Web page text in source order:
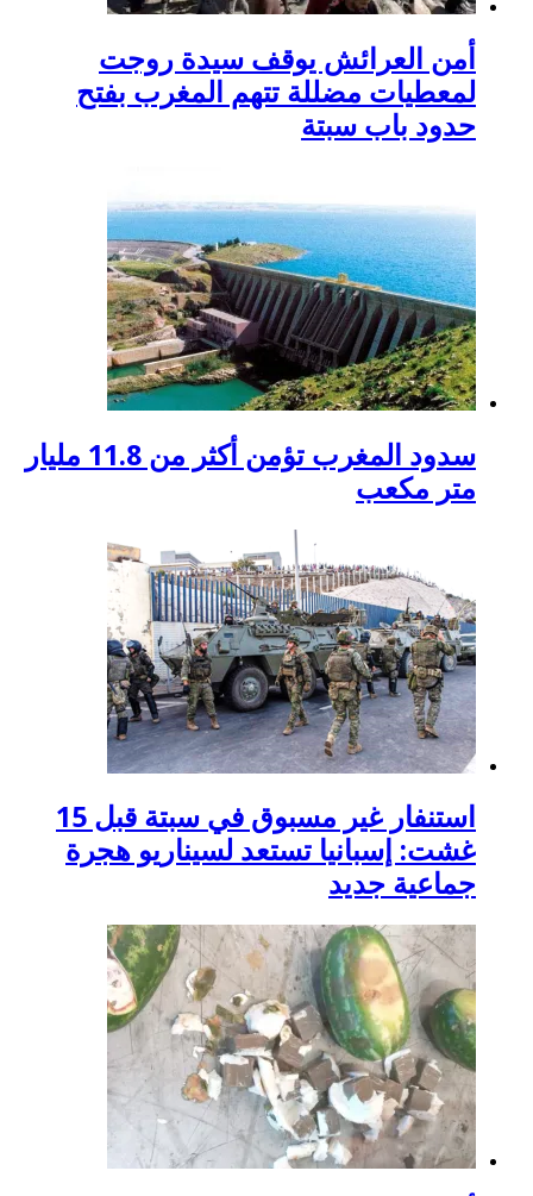
أمن العرائش يوقف سيدة روجت
لمعطيات مضللة تتهم المغرب بفتح
حدود باب سبتة
سدود المغرب تؤمن أكثر من 11.8 مليار
متر مكعب
استنفار غير مسبوق في سبتة قبل 15
غشت: إسبانيا تستعد لسيناريو هجرة
جماعية جديد